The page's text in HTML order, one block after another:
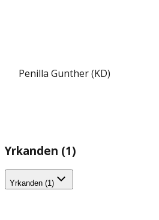
Penilla Gunther (KD)
Yrkanden (1)
Yrkanden (1)